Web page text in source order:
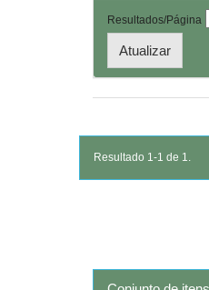
Resultados/Página
Resultado 1-1 de 1.